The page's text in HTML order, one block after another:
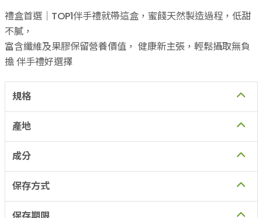
禮盒首選｜TOP1伴手禮就帶這盒，蜜餞天然製造過程，低甜
不膩，
富含纖維及果膠保留營養價值， 健康新主張，輕鬆攝取無負
擔 伴手禮好選擇
規格
產地
成分
保存方式